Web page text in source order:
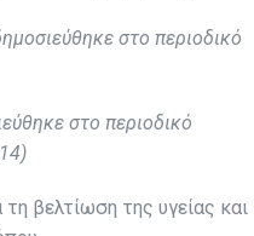
στο περιοδικό
στο περιοδικό
βελτίωση της υγείας και